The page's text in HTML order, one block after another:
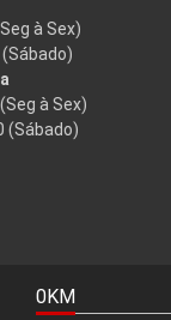
à Sex)
à Sex)
0KM